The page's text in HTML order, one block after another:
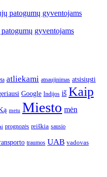
gyventojams
atliekami atnaujinimas atsisiųsti
Google Indijos iš Kaip
metu Miesto mėn
prognozės reiškia sausio
traumos UAB vadovas